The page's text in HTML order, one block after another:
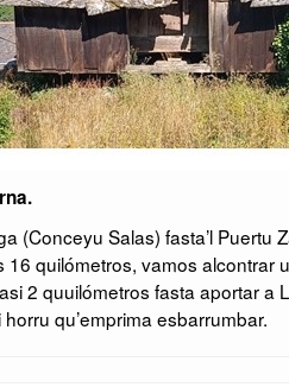
(Conceyu Salas) fasta’l Puertu
quilómetros, vamos alcontrar
2 quuilómetros fasta aportar a
qu’emprima esbarrumbar.